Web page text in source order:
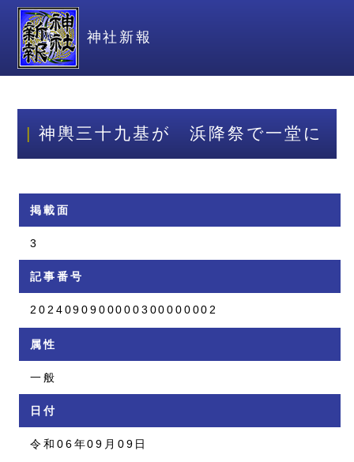
神社新報
神輿三十九基が 浜降祭で一堂に
掲載面
3
記事番号
2024090900000300000002
属性
一般
日付
令和06年09月09日